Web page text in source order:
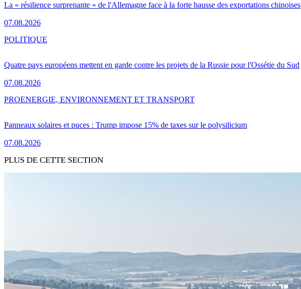
La « résilience surprenante » de l'Allemagne face à la forte hausse des exportations chinoises
07.08.2026
Quatre pays européens mettent en garde contre les projets de la Russie pour l'Ossétie du Sud
07.08.2026
POLITIQUE
Panneaux solaires et puces : Trump impose 15% de taxes sur le polysilicium
07.08.2026
PROENERGIE, ENVIRONNEMENT ET TRANSPORT
PLUS DE CETTE SECTION